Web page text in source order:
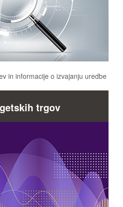
in informacije o izvajanju uredbe
trgov